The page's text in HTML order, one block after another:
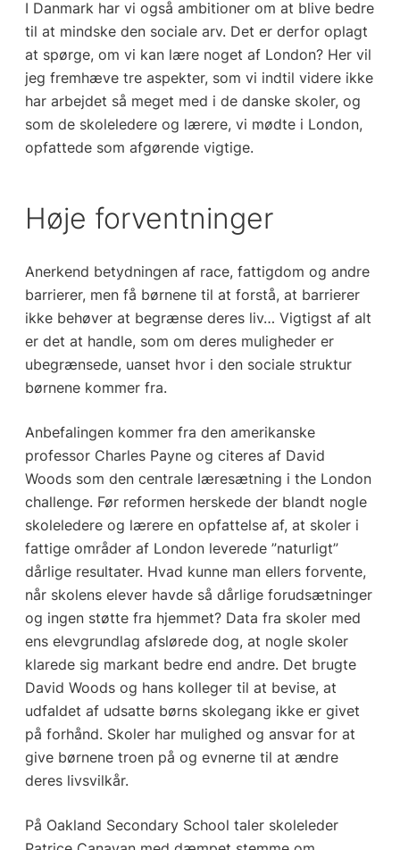
I Danmark har vi også ambitioner om at blive bedre
til at mindske den sociale arv. Det er derfor oplagt
at spørge, om vi kan lære noget af London? Her vil
jeg fremhæve tre aspekter, som vi indtil videre ikke
har arbejdet så meget med i de danske skoler, og
som de skoleledere og lærere, vi mødte i London,
opfattede som afgørende vigtige.
Høje forventninger
Anerkend betydningen af race, fattigdom og andre
barrierer, men få børnene til at forstå, at barrierer
ikke behøver at begrænse deres liv… Vigtigst af alt
er det at handle, som om deres muligheder er
ubegrænsede, uanset hvor i den sociale struktur
børnene kommer fra.
Anbefalingen kommer fra den amerikanske
professor Charles Payne og citeres af David
Woods som den centrale læresætning i the London
challenge. Før reformen herskede der blandt nogle
skoleledere og lærere en opfattelse af, at skoler i
fattige områder af London leverede ”naturligt”
dårlige resultater. Hvad kunne man ellers forvente,
når skolens elever havde så dårlige forudsætninger
og ingen støtte fra hjemmet? Data fra skoler med
ens elevgrundlag afslørede dog, at nogle skoler
klarede sig markant bedre end andre. Det brugte
David Woods og hans kolleger til at bevise, at
udfaldet af udsatte børns skolegang ikke er givet
på forhånd. Skoler har mulighed og ansvar for at
give børnene troen på og evnerne til at ændre
deres livsvilkår.
På Oakland Secondary School taler skoleleder